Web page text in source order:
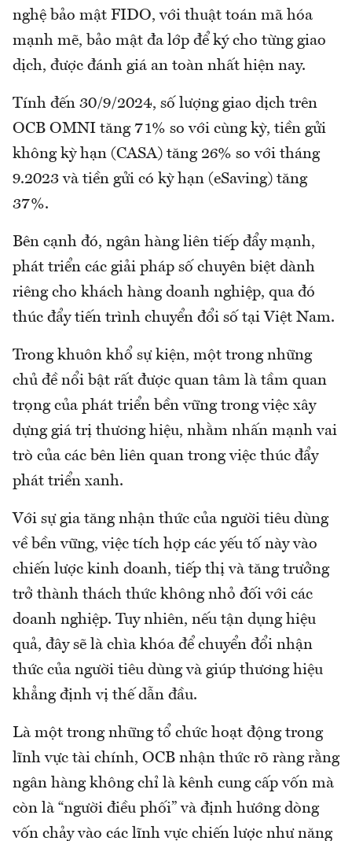
nghệ bảo mật FIDO, với thuật toán mã hóa
mạnh mẽ, bảo mật đa lớp để ký cho từng giao
dịch, được đánh giá an toàn nhất hiện nay.
Tính đến 30/9/2024, số lượng giao dịch trên
OCB OMNI tăng 71% so với cùng kỳ, tiền gửi
không kỳ hạn (CASA) tăng 26% so với tháng
9.2023 và tiền gửi có kỳ hạn (eSaving) tăng
37%.
Bên cạnh đó, ngân hàng liên tiếp đẩy mạnh,
phát triển các giải pháp số chuyên biệt dành
riêng cho khách hàng doanh nghiệp, qua đó
thúc đẩy tiến trình chuyển đổi số tại Việt Nam.
Trong khuôn khổ sự kiện, một trong những
chủ đề nổi bật rất được quan tâm là tầm quan
trọng của phát triển bền vững trong việc xây
dựng giá trị thương hiệu, nhằm nhấn mạnh vai
trò của các bên liên quan trong việc thúc đẩy
phát triển xanh.
Với sự gia tăng nhận thức của người tiêu dùng
về bền vững, việc tích hợp các yếu tố này vào
chiến lược kinh doanh, tiếp thị và tăng trưởng
trở thành thách thức không nhỏ đối với các
doanh nghiệp. Tuy nhiên, nếu tận dụng hiệu
quả, đây sẽ là chìa khóa để chuyển đổi nhận
thức của người tiêu dùng và giúp thương hiệu
khẳng định vị thế dẫn đầu.
Là một trong những tổ chức hoạt động trong
lĩnh vực tài chính, OCB nhận thức rõ ràng rằng
ngân hàng không chỉ là kênh cung cấp vốn mà
còn là “người điều phối” và định hướng dòng
vốn chảy vào các lĩnh vực chiến lược như năng